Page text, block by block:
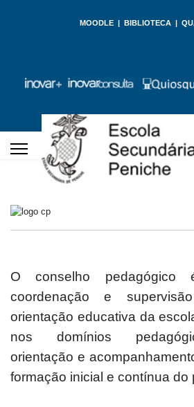
MOODLE | BIBLIOTECA |
O conselho
coordenação e
orientação educativa da
nos domínios
orientação e
formação inicial e contínua do